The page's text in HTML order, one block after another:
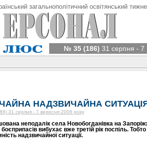
загальнополітичний освітянський
№ 35 (186) 31 серпня - 7
НАДЗВИЧАЙНА
31 серпня - 7 вересня 2006 року
неподалік села Новобогданівка на
боєприпасів вибухає вже третій рік поспіль.
надзвичайної ситуації.